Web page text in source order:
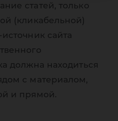
статей, только
(кликабельной)
сайта
должна находиться
с материалом,
и прямой.